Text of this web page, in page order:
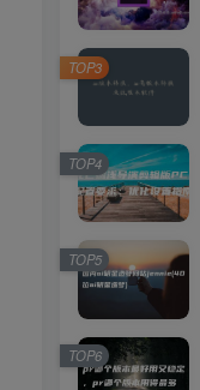
TOP3
TOP4
TOP5
TOP6